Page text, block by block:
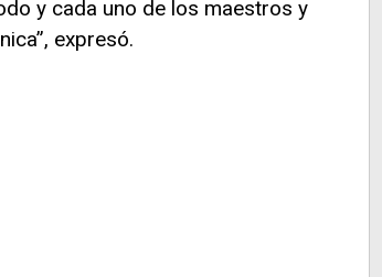
y cada uno de los maestros y
expresó.